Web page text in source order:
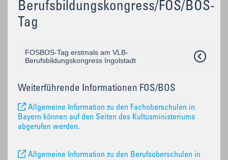
Berufsbildungskongress/FOS/BOS-
Tag
FOSBOS-Tag erstmals am VLB-
Berufsbildungskongress Ingolstadt
Weiterführende Informationen FOS/BOS
Allgemeine Information zu den Fachoberschulen in
Bayern können auf den Seiten des Kultusministeriums
abgerufen werden.
Allgemeine Information zu den Berufsoberschulen in